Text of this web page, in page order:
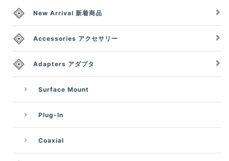
New Arrival 新着商品
Accessories アクセサリー
Adapters アダプタ
Surface Mount
Plug-In
Coaxial